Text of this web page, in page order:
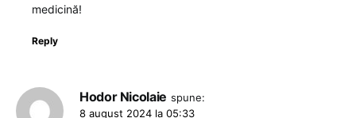
medicină!
Reply
Hodor Nicolaie spune:
8 august 2024 la 05:33